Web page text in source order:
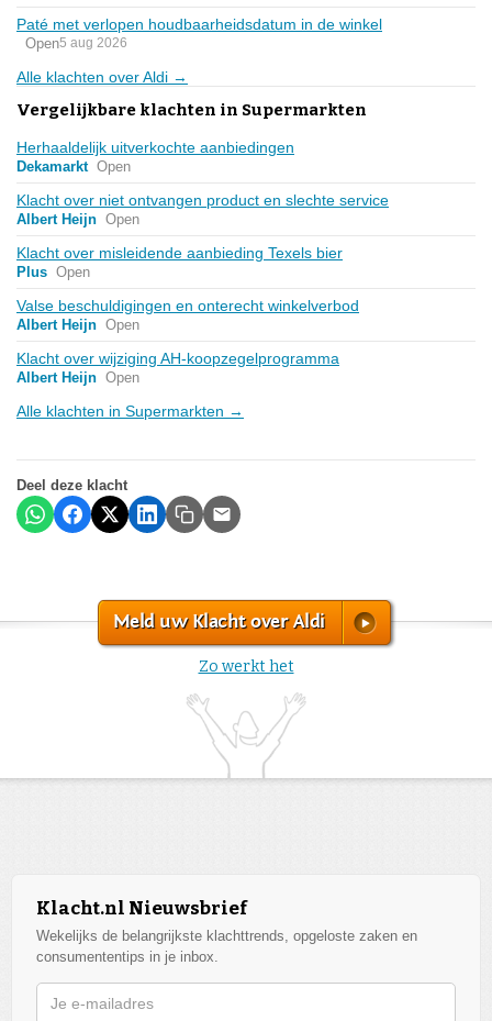
Paté met verlopen houdbaarheidsdatum in de winkel
Open5 aug 2026
Alle klachten over Aldi →
Vergelijkbare klachten in Supermarkten
Herhaaldelijk uitverkochte aanbiedingen
Dekamarkt Open
Klacht over niet ontvangen product en slechte service
Albert Heijn Open
Klacht over misleidende aanbieding Texels bier
Plus Open
Valse beschuldigingen en onterecht winkelverbod
Albert Heijn Open
Klacht over wijziging AH-koopzegelprogramma
Albert Heijn Open
Alle klachten in Supermarkten →
Deel deze klacht
Meld uw Klacht over Aldi
Zo werkt het
Klacht.nl Nieuwsbrief
Wekelijks de belangrijkste klachttrends, opgeloste zaken en
consumententips in je inbox.